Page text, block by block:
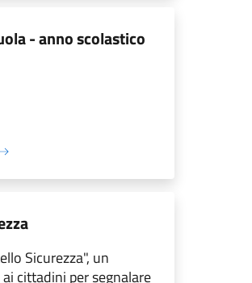
- anno scolastico
Sicurezza", un
cittadini per segnalare